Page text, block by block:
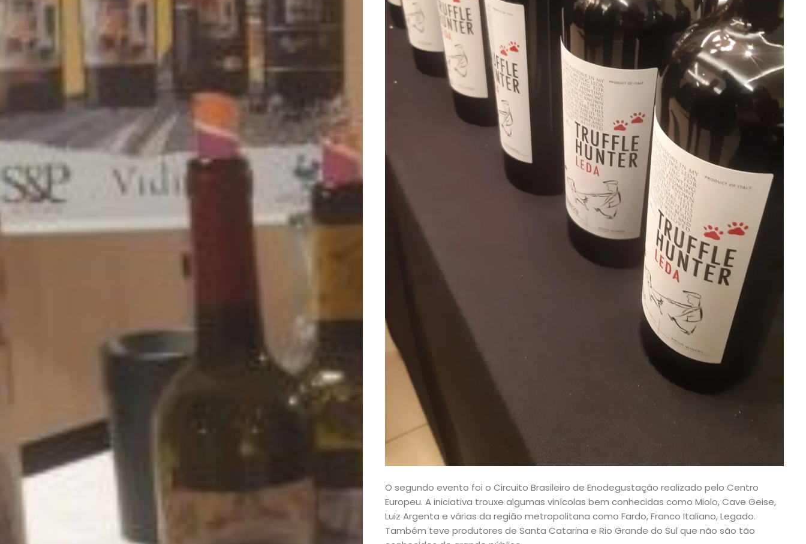
Academia
Beleza
Bora
Casa
e
Decoração
Exclusiva
O segundo evento foi o Circuito Brasileiro de Enodegustação realizado pelo Centro
Europeu. A iniciativa trouxe algumas vinícolas bem conhecidas como Miolo, Cave Geise,
Luiz Argenta e várias da região metropolitana como Fardo, Franco Italiano, Legado.
Também teve produtores de Santa Catarina e Rio Grande do Sul que não são tão